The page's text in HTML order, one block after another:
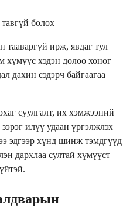
болох
тааваргүй ирж, явдаг тул
хүмүүс хэдэн долоо хоног
дахин сэдэрч байгаагаа
суулгалт, их хэмжээний
илүү удаан үргэлжлэх
эдгээр хүнд шинж тэмдгүүд
дархлаа султай хүмүүст